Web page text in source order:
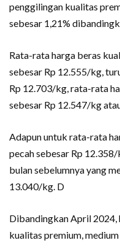
penggilingan kualitas
sebesar 1,21%
Rata-rata harga beras
sebesar Rp 12.555/kg,
Rp 12.703/kg, rata-rata
sebesar Rp 12.547/kg
Adapun untuk rata-rata
pecah sebesar Rp
bulan sebelumnya yang
13.040/kg. D
Dibandingkan April 2024,
kualitas premium,